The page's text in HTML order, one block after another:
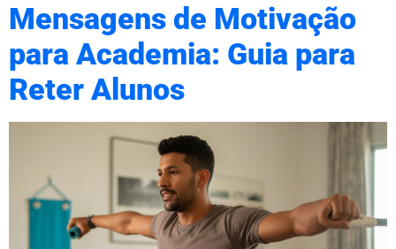
Mensagens de Motivação
para Academia: Guia para
Reter Alunos